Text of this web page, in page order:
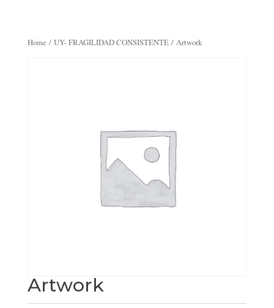
Home / UY- FRAGILIDAD CONSISTENTE/ Artwork
Artwork